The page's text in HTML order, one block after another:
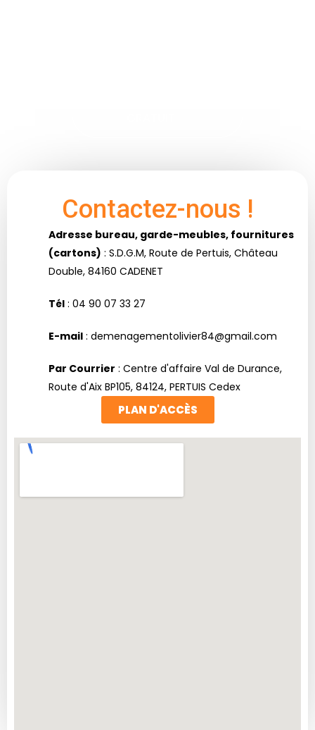
Contactez-nous !
Adresse bureau, garde-meubles, fournitures
(cartons) : S.D.G.M, Route de Pertuis, Château
Double, 84160 CADENET
Tél: 04 90 07 33 27
E-mail: demenagementolivier84@gmail.com
Par Courrier : Centre d'affaire Val de Durance,
Route d'Aix BP105, 84124, PERTUIS Cedex
PLAN D'ACCÈS